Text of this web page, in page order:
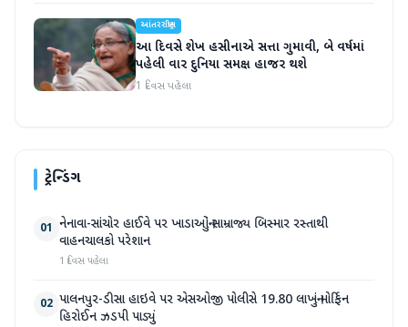
આંતરરાષ્ટ્રીય
આ દિવસે શેખ હસીનાએ સત્તા ગુમાવી, બે વર્ષમાં
પહેલી વાર દુનિયા સમક્ષ હાજર થશે
1 દિવસ પહેલા
ટ્રેન્ડિંગ
01 નેનાવા-સાંચોર હાઈવે પર ખાડાઓનું સામ્રાજ્ય બિસ્માર રસ્તાથી
વાહનચાલકો પરેશાન
1 દિવસ પહેલા
02 પાલનપુર-ડીસા હાઇવે પર એસઓજી પોલીસે 19.80 લાખનું મોર્ફિન
હિરોઈન ઝડપી પાડ્યું